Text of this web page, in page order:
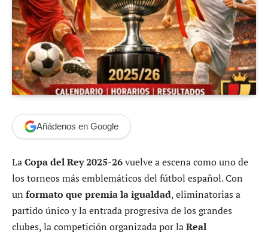
Añádenos en Google
LaCopa del Rey 2025-26vuelve a escena como uno de
los torneos más emblemáticos del fútbol español. Con
un formato que premia la igualdad, eliminatorias a
partido único y la entrada progresiva de los grandes
clubes, la competición organizada por laReal